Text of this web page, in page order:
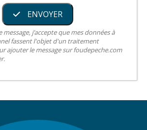
ENVOYER
j’accepte que mes données à
fassent l'objet d'un traitement
ajouter le message sur foudepeche.com